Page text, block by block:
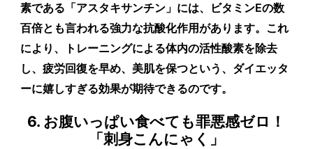
素である 「アスタキサンチン」には、ビタミンEの数
百倍とも言われる強力な抗酸化作用があります。これ
により、トレーニングによる体内の活性酸素を除去
し、疲労回復を早め、美肌を保つという、ダイエッタ
ーに嬉しすぎる効果が期待できるのです。
6. お腹いっぱい食べても罪悪感ゼロ！
「刺身こんにゃく」